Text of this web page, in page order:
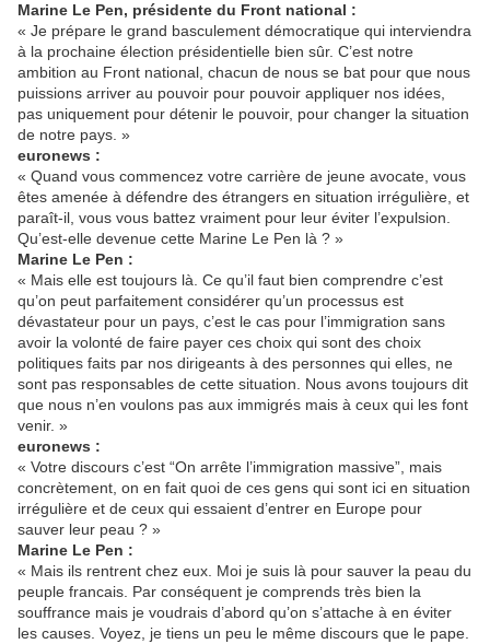
Marine Le Pen, présidente du Front national :
« Je prépare le grand basculement démocratique qui interviendra
à la prochaine élection présidentielle bien sûr. C’est notre
ambition au Front national, chacun de nous se bat pour que nous
puissions arriver au pouvoir pour pouvoir appliquer nos idées,
pas uniquement pour détenir le pouvoir, pour changer la situation
de notre pays. »
euronews :
« Quand vous commencez votre carrière de jeune avocate, vous
êtes amenée à défendre des étrangers en situation irrégulière, et
paraît-il, vous vous battez vraiment pour leur éviter l’expulsion.
Qu’est-elle devenue cette Marine Le Pen là ? »
Marine Le Pen :
« Mais elle est toujours là. Ce qu’il faut bien comprendre c’est
qu’on peut parfaitement considérer qu’un processus est
dévastateur pour un pays, c’est le cas pour l’immigration sans
avoir la volonté de faire payer ces choix qui sont des choix
politiques faits par nos dirigeants à des personnes qui elles, ne
sont pas responsables de cette situation. Nous avons toujours dit
que nous n’en voulons pas aux immigrés mais à ceux qui les font
venir. »
euronews :
« Votre discours c’est “On arrête l’immigration massive”, mais
concrètement, on en fait quoi de ces gens qui sont ici en situation
irrégulière et de ceux qui essaient d’entrer en Europe pour
sauver leur peau ? »
Marine Le Pen :
« Mais ils rentrent chez eux. Moi je suis là pour sauver la peau du
peuple francais. Par conséquent je comprends très bien la
souffrance mais je voudrais d’abord qu’on s’attache à en éviter
les causes. Voyez, je tiens un peu le même discours que le pape.